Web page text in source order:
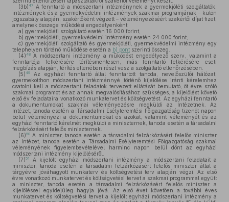
(3b)47 A fenntartó a módszertani intézménynek a gyermekjóléti szolgáltatók,
intézmények és a gyermekvédelmi intézmények szakmai programjának – külön
jogszabály alapján, szakértőként végzett – véleményezéséért szakértői díjat fizet,
amelynek összege működési engedélyenként
a) gyermekjóléti szolgáltató esetén 16 000 forint,
b) gyermekjóléti, gyermekvédelmi intézmény esetén 24 000 forint,
c) gyermekjóléti szolgáltató és gyermekjóléti, gyermekvédelmi intézmény egy
telephelyen történő működése esetén a b) pont szerinti összeg.
(4)48 A módszertani intézmény a működést engedélyező szerv, valamint a
fenntartója felkérésére térítésmentesen, más fenntartó felkérésére eseti
megbízás alapján, térítés ellenében részt vesz a szolgáltató ellenőrzésében.
(5)49
Az egyházi fenntartó által fenntartott tanoda, nevelőszülői hálózat,
gyermekotthon módszertani intézménnyé történő kijelölése iránti kérelemhez
csatolni kell a módszertani feladatok tervezett ellátását bemutató, öt évre szóló
szakmai programot és az annak megvalósításához szükséges, a kijelölést követő
első év feladataira vonatkozó munkatervet és költségvetést. Az egyházi fenntartó
a dokumentumokat szakmai véleményezésre megküldi az Intézetnek. Az
Intézet, tanoda esetén a Társadalmi Esélyteremtési Főigazgatóság tizenöt napon
belül véleményezi a dokumentumokat és azokat, valamint véleményét és az
egyházi fenntartó kérelmét megküldi a miniszternek, tanoda esetén a társadalmi
felzárkózásért felelős miniszternek.
(6)50 A miniszter, tanoda esetén a társadalmi felzárkózásért felelős miniszter
az Intézet, tanoda esetén a Társadalmi Esélyteremtési Főigazgatóság szakmai
véleményének figyelembevételével harminc napon belül dönt az egyházi
módszertani intézmény kijelöléséről.
(7)51
A kijelölt egyházi módszertani intézmény a módszertani feladatait a
miniszter, tanoda esetén a társadalmi felzárkózásért felelős miniszter által a
tárgyévre jóváhagyott munkaterv és költségvetési terv alapján végzi. Az első
évre vonatkozó munkatervet és költségvetési tervet a szakmai programmal együtt
a miniszter, tanoda esetén a társadalmi felzárkózásért felelős miniszter a
kijelöléssel egyidejűleg hagyja jóvá. Az első évet követően a további éves
munkatervet és költségvetési tervet a kijelölt egyházi módszertani intézmény a